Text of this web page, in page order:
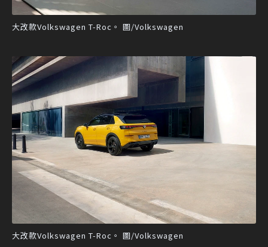
大改款Volkswagen T-Roc。 圖/Volkswagen
大改款Volkswagen T-Roc。 圖/Volkswagen